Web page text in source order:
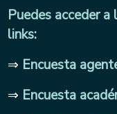
Puedes acceder
links:
⇒ Encuesta
⇒ Encuesta